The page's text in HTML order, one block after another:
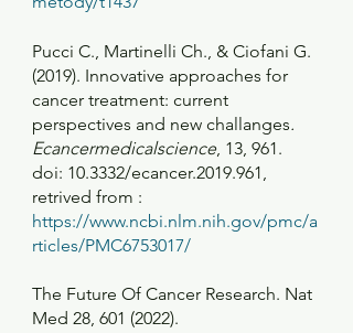
Pucci C., Martinelli Ch., & Ciofani G.
(2019). Innovative approaches for
cancer treatment: current
perspectives and new challanges.
Ecancermedicalscience, 13, 961.
doi: 10.3332/ecancer.2019.961,
retrived from :
https://www.ncbi.nlm.nih.gov/pmc/a
rticles/PMC6753017/
The Future Of Cancer Research. Nat
Med 28, 601 (2022).